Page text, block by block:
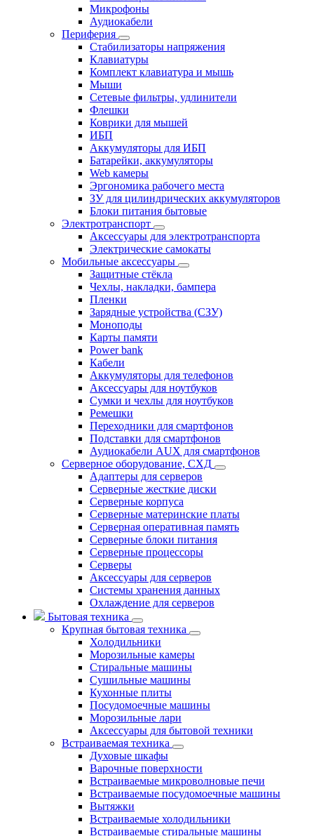
Микрофоны
Аудиокабели
Периферия
Стабилизаторы напряжения
Клавиатуры
Комплект клавиатура и мышь
Мыши
Сетевые фильтры, удлинители
Флешки
Коврики для мышей
ИБП
Аккумуляторы для ИБП
Батарейки, аккумуляторы
Web камеры
Эргономика рабочего места
ЗУ для цилиндрических аккумуляторов
Блоки питания бытовые
Электротранспорт
Аксессуары для электротранспорта
Электрические самокаты
Мобильные аксессуары
Защитные стёкла
Чехлы, накладки, бампера
Пленки
Зарядные устройства (СЗУ)
Моноподы
Карты памяти
Power bank
Кабели
Аккумуляторы для телефонов
Аксессуары для ноутбуков
Сумки и чехлы для ноутбуков
Ремешки
Переходники для смартфонов
Подставки для смартфонов
Аудиокабели AUX для смартфонов
Серверное оборудование, СХД
Адаптеры для серверов
Серверные жесткие диски
Серверные корпуса
Серверные материнские платы
Серверная оперативная память
Серверные блоки питания
Серверные процессоры
Серверы
Аксессуары для серверов
Системы хранения данных
Охлаждение для серверов
Бытовая техника
Крупная бытовая техника
Холодильники
Морозильные камеры
Стиральные машины
Сушильные машины
Кухонные плиты
Посудомоечные машины
Морозильные лари
Аксессуары для бытовой техники
Встраиваемая техника
Духовые шкафы
Варочные поверхности
Встраиваемые микроволновые печи
Встраиваемые посудомоечные машины
Вытяжки
Встраиваемые холодильники
Встраиваемые стиральные машины